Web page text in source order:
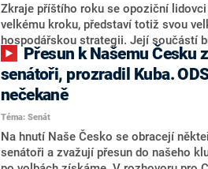
Zkraje příštího roku se opoziční
velkému kroku, představí totiž svou
hospodářskou strategii. Její součástí
stárnutí populace, řekl ve středu na
nový předseda lidovců Jan Grolich.
senátních volbách kandiduje ve
aktivitu opozice, o níž vládní strany
komentátoři mluví jako o slabé a v
úmorná práce upozorňovat na chyby
námi navíc nechodí do debat. Chceme
senátoři, prozradil Kuba.
nečekaně
Téma: Senát
Na hnutí Naše Česko se obracejí
senátoři a zvažují přesun do našeho